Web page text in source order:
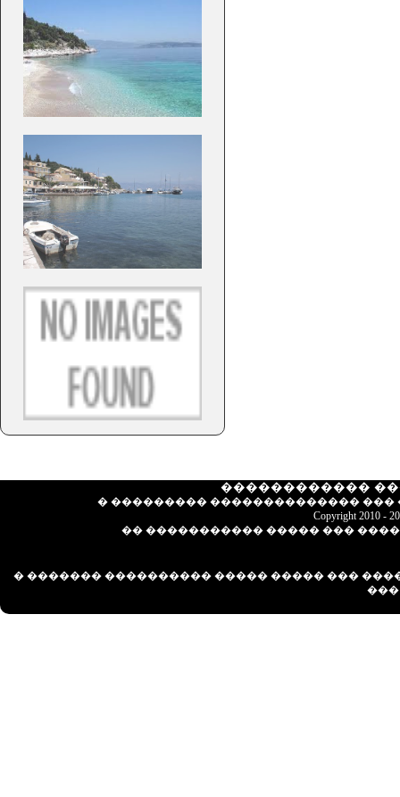
������������
� ��������� �������������� ���
Copyright 2010 -
�� ����������� ����� ���
� ������� ���������� ����� ����� ���